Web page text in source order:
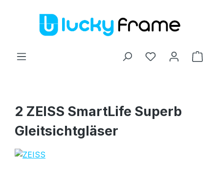
Zum Hauptinhalt springen
2 ZEISS SmartLife Superb
Gleitsichtgläser